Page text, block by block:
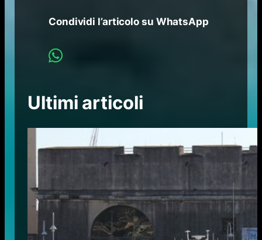
Condividi l’articolo su WhatsApp
Ultimi articoli